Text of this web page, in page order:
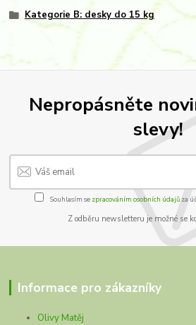
Kategorie B: desky do 15 kg
Nepropásněte
slevy!
Souhlasím se zpracováním osobních údajůza
Z odběru newsletteru je možné se
Informace pro zákazníky
Olivy Matěj